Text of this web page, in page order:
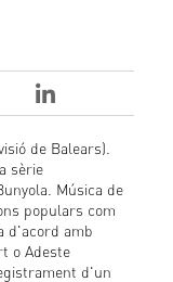
de Balears).
sèrie
Música de
populars com
d'acord amb
o Adeste
d'un